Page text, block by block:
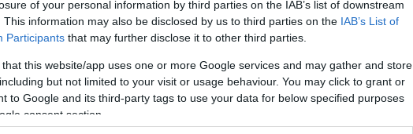
of your personal information by third parties on the IAB’s list of downstream
This information may also be disclosed by us to third parties on the IAB’s List of
Participants that may further disclose it to other third parties.
that this website/app uses one or more Google services and may gather and store
but not limited to your visit or usage behaviour. You may click to grant or
to Google and its third-party tags to use your data for below specified purposes
consent section.